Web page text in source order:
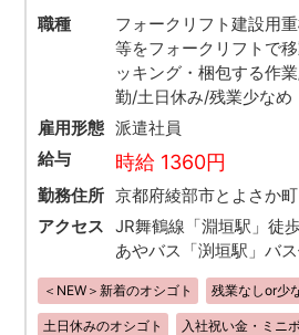
職種
フォークリフト建設用
等をフォークリフトで
ッキング・梱包する作
勤/土日休み/残業少なめ
雇用形態 派遣社員
給与
時給 1360円
勤務住所 京都府綾部市とよさか町
アクセス
JR舞鶴線「淵垣駅」徒
あやバス「渕垣駅」バ
＜NEW＞新着のオシゴト 残業なしor少
土日休みのオシゴト 入社祝い金・ミニ